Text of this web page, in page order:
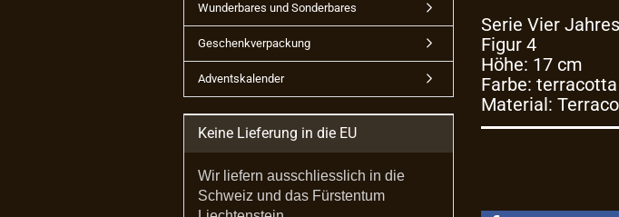
Serie Vier
Figur 4
Höhe: 17 cm
Farbe: terracotta
Material:
Wunderbares und Sonderbares
Geschenkverpackung
Adventskalender
Keine Lieferung in die EU
Wir liefern ausschliesslich in die
Schweiz und das Fürstentum